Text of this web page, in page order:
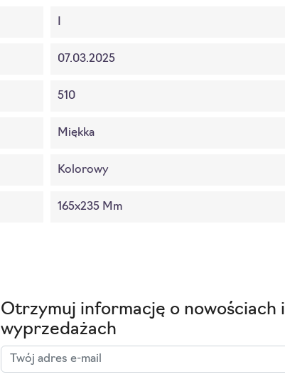
07.03.2025
510
Miękka
Kolorowy
165x235 Mm
Otrzymuj informację o nowościach i
wyprzedażach